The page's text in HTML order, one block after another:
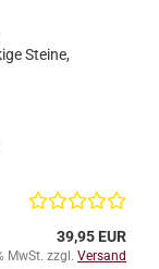
Steine,
39,95 EUR
MwSt. zzgl. Versand